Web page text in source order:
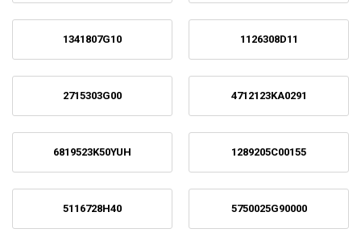
1341807G10 1126308D11
2715303G00 4712123KA0291
6819523K50YUH 1289205C00155
5116728H40 5750025G90000